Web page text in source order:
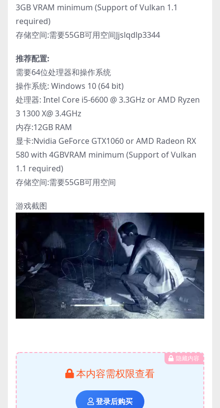
3GB VRAM minimum (Support of Vulkan 1.1
required)
存储空间:需要55GB可用空间Jjslqdlp3344
推荐配置:
需要64位处理器和操作系统
操作系统: Windows 10 (64 bit)
处理器: Intel Core i5-6600 @ 3.3GHz or AMD Ryzen
3 1300 X@ 3.4GHz
内存:12GB RAM
显卡:Nvidia GeForce GTX1060 or AMD Radeon RX
580 with 4GBVRAM minimum (Support of Vulkan
1.1 required)
存储空间:需要55GB可用空间
游戏截图
隐藏内容
本内容需权限查看
登录后购买